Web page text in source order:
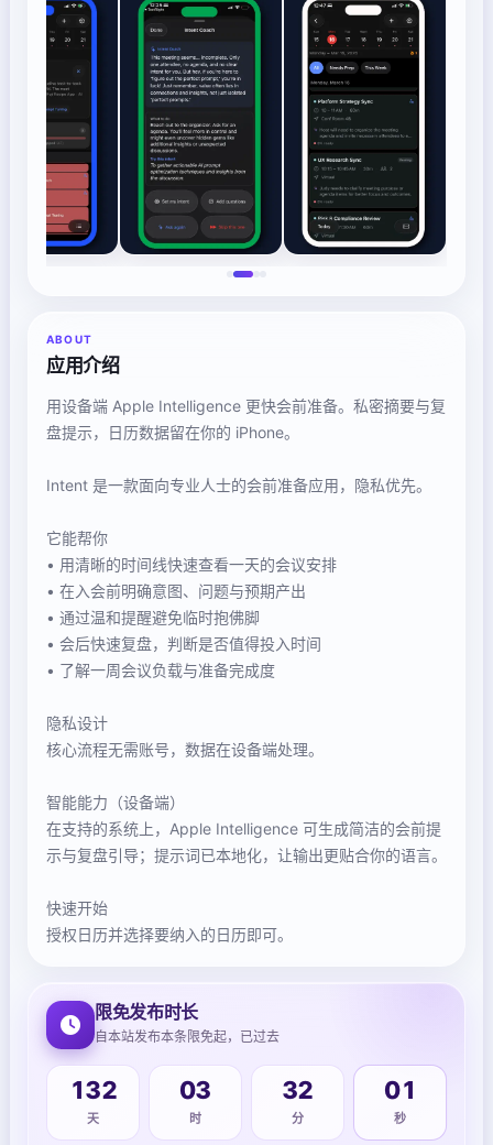
ABOUT
应用介绍
用设备端 Apple Intelligence 更快会前准备。私密摘要与复
盘提示，日历数据留在你的 iPhone。
Intent 是一款面向专业人士的会前准备应用，隐私优先。
它能帮你
• 用清晰的时间线快速查看一天的会议安排
• 在入会前明确意图、问题与预期产出
• 通过温和提醒避免临时抱佛脚
• 会后快速复盘，判断是否值得投入时间
• 了解一周会议负载与准备完成度
隐私设计
核心流程无需账号，数据在设备端处理。
智能能力（设备端）
在支持的系统上，Apple Intelligence 可生成简洁的会前提
示与复盘引导；提示词已本地化，让输出更贴合你的语言。
快速开始
授权日历并选择要纳入的日历即可。
限免发布时长
自本站发布本条限免起，已过去
132
天
03
时
32
分
01
秒